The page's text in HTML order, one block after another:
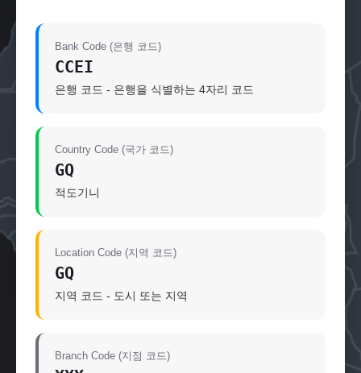
Bank Code (은행 코드)
CCEI
은행 코드 - 은행을 식별하는 4자리 코드
Country Code (국가 코드)
GQ
적도기니
Location Code (지역 코드)
GQ
지역 코드 - 도시 또는 지역
Branch Code (지점 코드)